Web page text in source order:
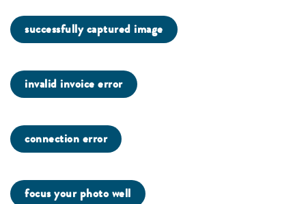
successfully captured image
invalid invoice error
connection error
focus your photo well